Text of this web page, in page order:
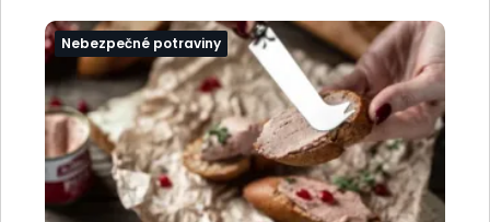
Nebezpečné potraviny